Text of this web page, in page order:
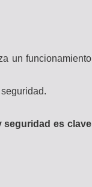
un funcionamiento
seguridad es clave